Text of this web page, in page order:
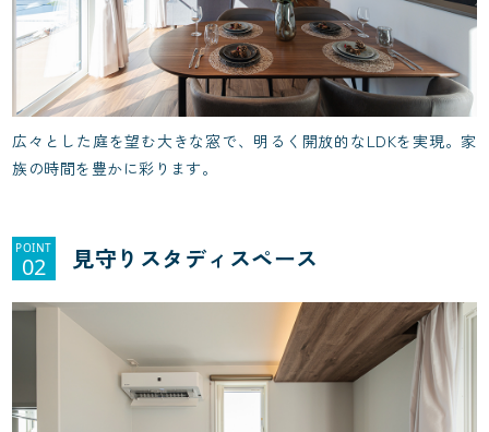
広々とした庭を望む大きな窓で、明るく開放的なLDKを実現。家
族の時間を豊かに彩ります。
POINT
02 見守りスタディスペース